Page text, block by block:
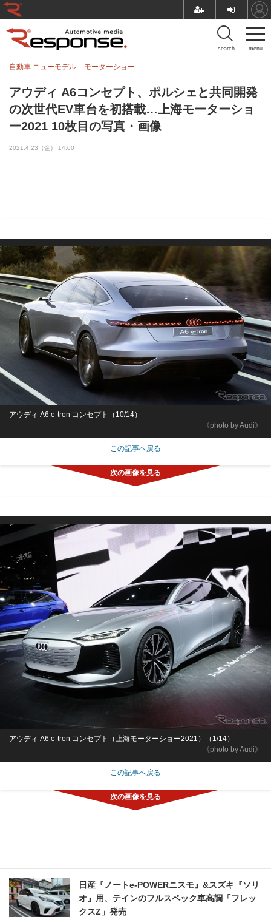
menu
search
アウディ A6コンセプト、ポルシェと共同開発
の次世代EV車台を初搭載…上海モーターショ
ー2021 10枚目の写真・画像
自動車 ニューモデル モーターショー
2021.4.23（金） 14:00
《photo by Audi》
アウディ A6 e-tron コンセプト（10/14）
この記事へ戻る
《photo by Audi》
アウディ A6 e-tron コンセプト（上海モーターショー2021）（1/14）
この記事へ戻る
日産『ノートe-POWERニスモ』&スズキ『ソリ
オ』用、テインのフルスペック車高調「フレッ
クスZ」発売